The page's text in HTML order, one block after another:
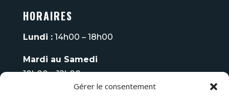
Gérer le consentement
HORAIRES
Lundi :14h00 – 18h00
Mardi au Samedi
10h00 – 12h00
14h00 – 18h00